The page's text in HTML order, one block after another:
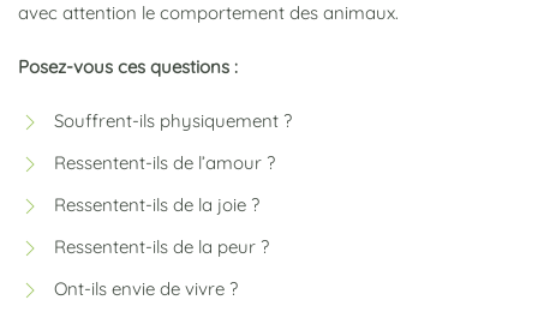
avec attention le comportement des animaux.
Posez-vous ces questions :
Souffrent-ils physiquement ?
Ressentent-ils de l’amour ?
Ressentent-ils de la joie ?
Ressentent-ils de la peur ?
Ont-ils envie de vivre ?